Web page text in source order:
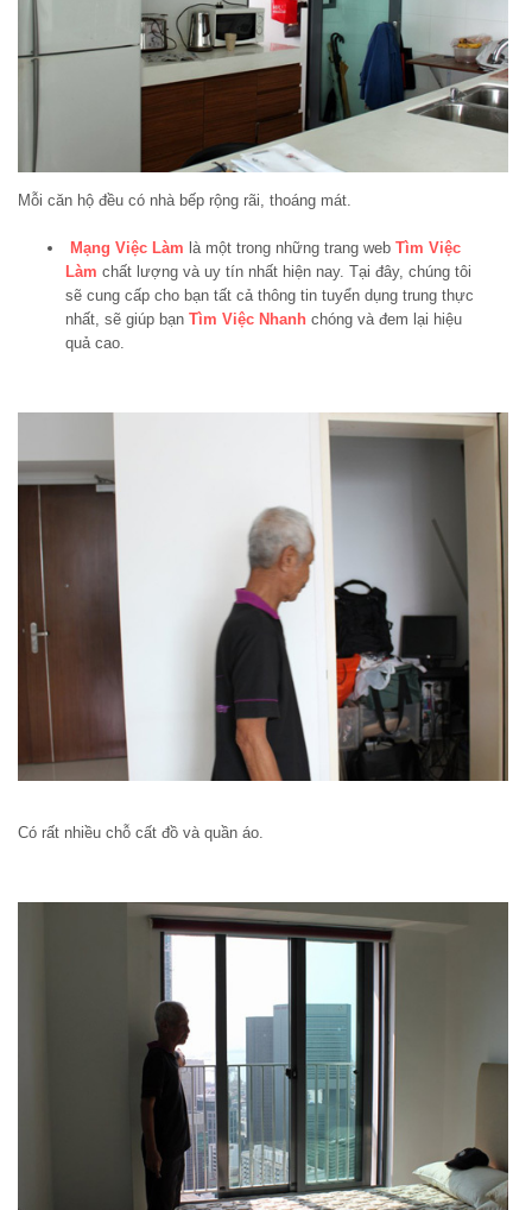
Mỗi căn hộ đều có nhà bếp rộng rãi, thoáng mát.
Mạng Việc Làm là một trong những trang web Tìm Việc
Làm chất lượng và uy tín nhất hiện nay. Tại đây, chúng tôi
sẽ cung cấp cho bạn tất cả thông tin tuyển dụng trung thực
nhất, sẽ giúp bạn Tìm Việc Nhanh chóng và đem lại hiệu
quả cao.
Có rất nhiều chỗ cất đồ và quần áo.